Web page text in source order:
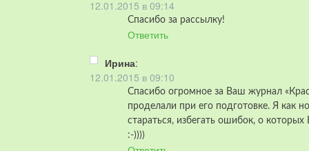
12.01.2015 в 09:14
Спасибо за рассылку!
Ответить
Ирина:
12.01.2015 в 09:10
Спасибо огромное за Ваш журнал
проделали при его подготовке. Я как
стараться, избегать ошибок, о
:-))))